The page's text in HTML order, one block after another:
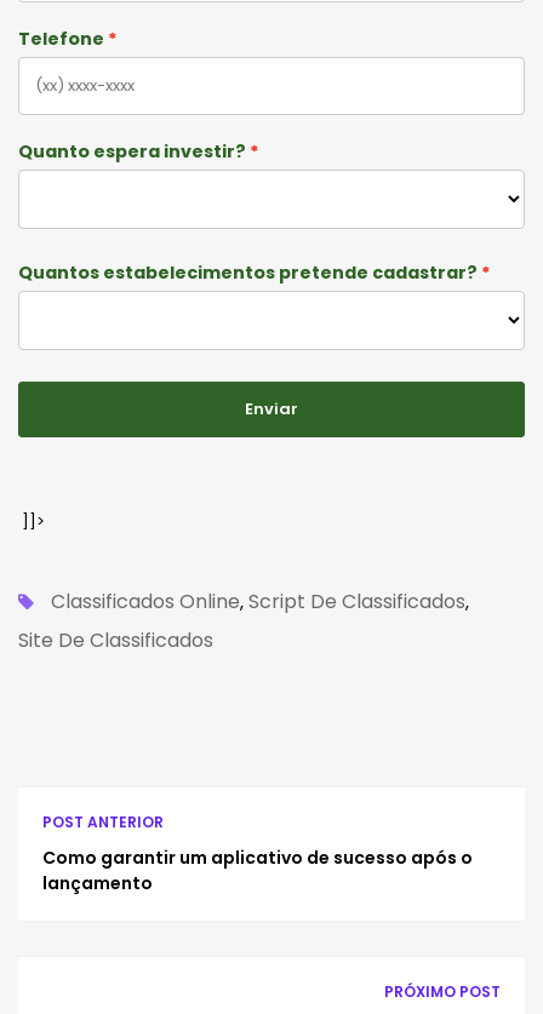
Telefone
Quanto espera investir?
Quantos estabelecimentos pretende cadastrar?
Enviar
]]>
Classificados Online,Script De Classificados,
Site De Classificados
POST ANTERIOR
Como garantir um aplicativo de sucesso após o
lançamento
PRÓXIMO POST